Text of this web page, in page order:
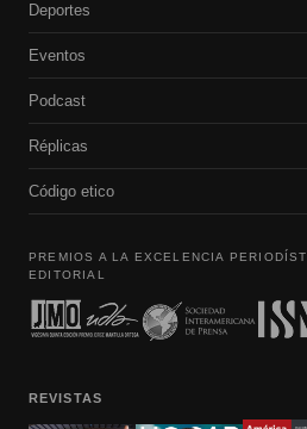
Deportes
Eventos
Podcast
Réplicas
Código etico
PREMIOS A LA EXCELENCIA
EDITORIAL
REVISTAS